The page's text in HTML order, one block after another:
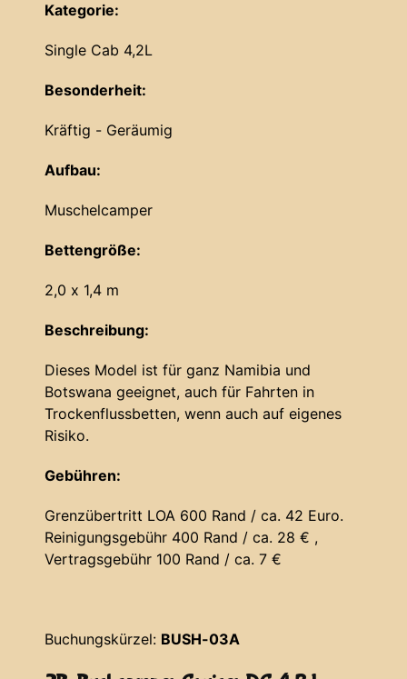
Kategorie:
Single Cab 4,2L
Besonderheit:
Kräftig - Geräumig
Aufbau:
Muschelcamper
Bettengröße:
2,0 x 1,4 m
Beschreibung:
Dieses Model ist für ganz Namibia und
Botswana geeignet, auch für Fahrten in
Trockenflussbetten, wenn auch auf eigenes
Risiko.
Gebühren:
Grenzübertritt LOA 600 Rand / ca. 42 Euro.
Reinigungsgebühr 400 Rand / ca. 28 € ,
Vertragsgebühr 100 Rand / ca. 7 €
Buchungskürzel: BUSH-03A